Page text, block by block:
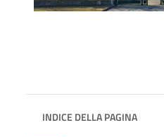
INDICE DELLA PAGINA